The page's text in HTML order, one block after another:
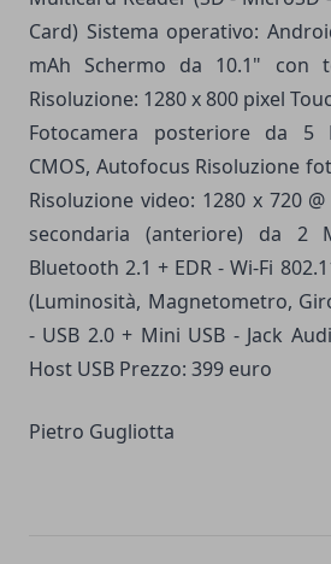
Card) Sistema operativo:
mAh Schermo da 10.1" con
Risoluzione: 1280 x 800 pixel
Fotocamera posteriore da 5
CMOS, Autofocus Risoluzione
Risoluzione video: 1280 x 720
secondaria (anteriore) da 2
Bluetooth 2.1 + EDR - Wi-Fi
(Luminosità, Magnetometro,
- USB 2.0 + Mini USB - Jack
Host USB Prezzo: 399 euro
Pietro Gugliotta